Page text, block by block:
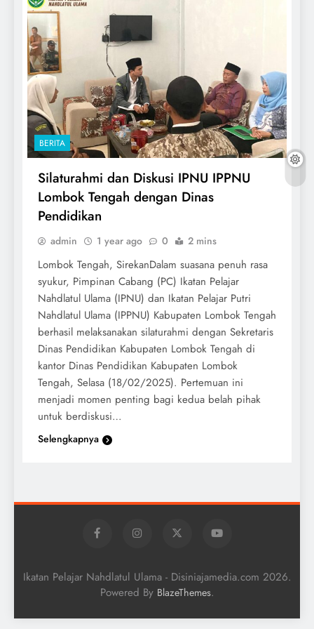
BERITA
Silaturahmi dan Diskusi IPNU IPPNU
Lombok Tengah dengan Dinas
Pendidikan
admin 1 year ago 0 2 mins
Lombok Tengah, SirekanDalam suasana penuh rasa
syukur, Pimpinan Cabang (PC) Ikatan Pelajar
Nahdlatul Ulama (IPNU) dan Ikatan Pelajar Putri
Nahdlatul Ulama (IPPNU) Kabupaten Lombok Tengah
berhasil melaksanakan silaturahmi dengan Sekretaris
Dinas Pendidikan Kabupaten Lombok Tengah di
kantor Dinas Pendidikan Kabupaten Lombok
Tengah, Selasa (18/02/2025). Pertemuan ini
menjadi momen penting bagi kedua belah pihak
untuk berdiskusi…
Selengkapnya
Ikatan Pelajar Nahdlatul Ulama - Disiniajamedia.com 2026.
Powered By BlazeThemes.